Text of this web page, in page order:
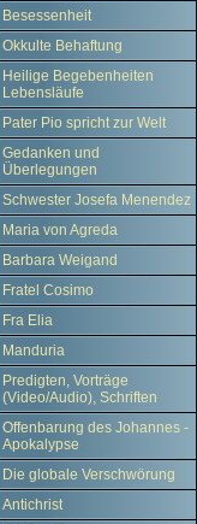
Besessenheit
Okkulte Behaftung
Heilige Begebenheiten
Lebensläufe
Pater Pio spricht zur Welt
Gedanken und
Überlegungen
Schwester Josefa Menendez
Maria von Agreda
Barbara Weigand
Fratel Cosimo
Fra Elia
Manduria
Predigten, Vorträge
(Video/Audio), Schriften
Offenbarung des Johannes -
Apokalypse
Die globale Verschwörung
Antichrist